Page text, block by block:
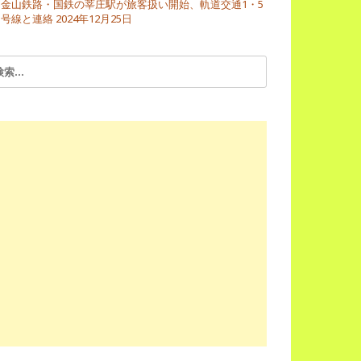
金山鉄路・国鉄の莘庄駅が旅客扱い開始、軌道交通1・5
号線と連絡 2024年12月25日